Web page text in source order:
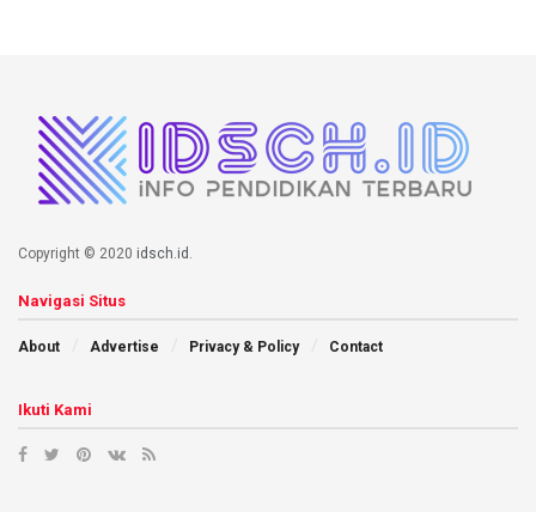
Copyright © 2020 idsch.id
Navigasi Situs
About Advertise Privacy & Policy Contact
Ikuti Kami